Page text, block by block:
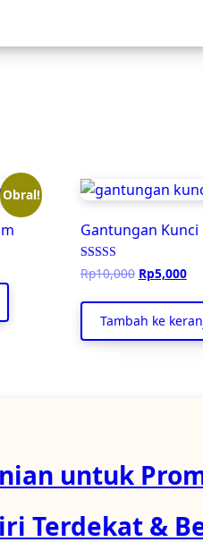
Obral!
Gantungan Kunci
Dinilai
5.00
Rp10,000 Harga
adalah:
Rp10,000.
Rp5,000
ini
Tambah ke
untuk
Terdekat &